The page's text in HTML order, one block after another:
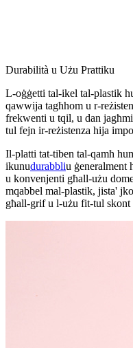
Durabilità u Użu Prattiku
L-oġġetti tal-ikel tal-plastik
qawwija tagħhom u r-
frekwenti u tqil, u dan
tul fejn ir-reżistenza hija
Il-platti tat-tiben tal-qamħ
ikunudurabbliu ġeneralment
u konvenjenti għall-użu
mqabbel mal-plastik, jista'
għall-grif u l-użu fit-tul